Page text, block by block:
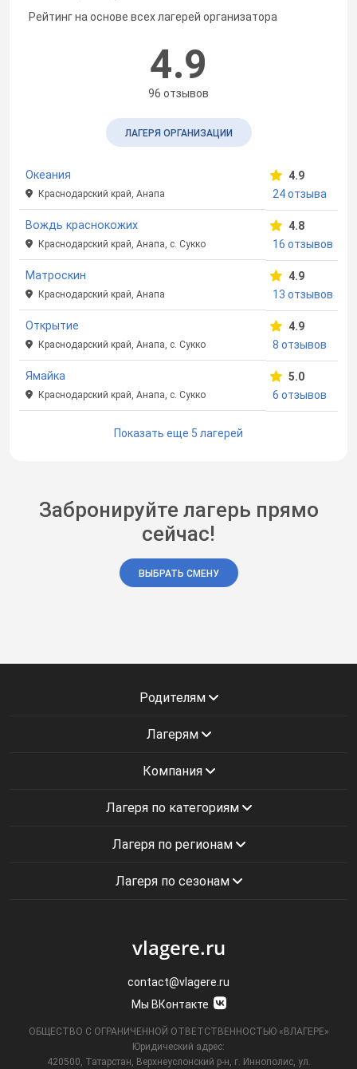
Рейтинг на основе всех лагерей организатора
4.9
96 отзывов
ЛАГЕРЯ ОРГАНИЗАЦИИ
Океания
Краснодарский край, Анапа
4.9
24 отзыва
Вождь краснокожих
Краснодарский край, Анапа, с. Сукко
4.8
16 отзывов
Матроскин
Краснодарский край, Анапа
4.9
13 отзывов
Открытие
Краснодарский край, Анапа, с. Сукко
4.9
8 отзывов
Ямайка
Краснодарский край, Анапа, с. Сукко
5.0
6 отзывов
Показать еще 5 лагерей
Забронируйте лагерь прямо
сейчас!
ВЫБРАТЬ СМЕНУ
Родителям
Лагерям
Компания
Лагеря по категориям
Лагеря по регионам
Лагеря по сезонам
vlagere.ru
contact@vlagere.ru
Мы ВКонтакте
ОБЩЕСТВО С ОГРАНИЧЕННОЙ ОТВЕТСТВЕННОСТЬЮ «ВЛАГЕРЕ»
Юридический адрес:
420500, Татарстан, Верхнеуслонский р-н, г. Иннополис, ул.